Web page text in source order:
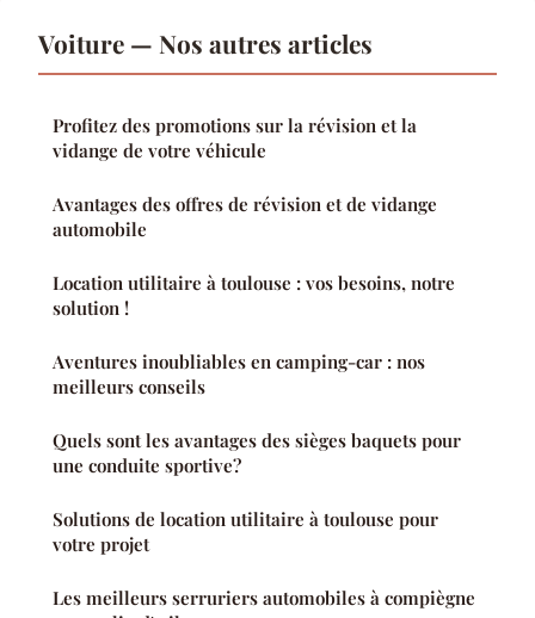
Voiture — Nos autres articles
Profitez des promotions sur la révision et la
vidange de votre véhicule
Avantages des offres de révision et de vidange
automobile
Location utilitaire à toulouse : vos besoins, notre
solution !
Aventures inoubliables en camping-car : nos
meilleurs conseils
Quels sont les avantages des sièges baquets pour
une conduite sportive?
Solutions de location utilitaire à toulouse pour
votre projet
Les meilleurs serruriers automobiles à compiègne